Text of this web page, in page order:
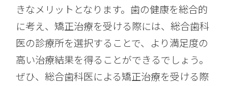
きなメリットとなります。歯の健康を総合的
に考え、矯正治療を受ける際には、総合歯科
医の診療所を選択することで、より満足度の
高い治療結果を得ることができるでしょう。
ぜひ、総合歯科医による矯正治療を受ける際